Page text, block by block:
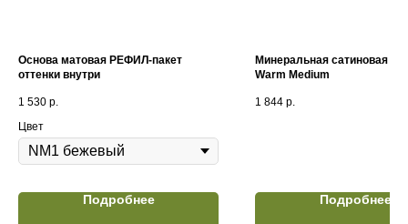
Основа матовая РЕФИЛ-пакет
оттенки внутри
1 530 р.
Цвет
Подробнее
Минеральная сатиновая
Warm Medium
1 844 р.
Подробнее